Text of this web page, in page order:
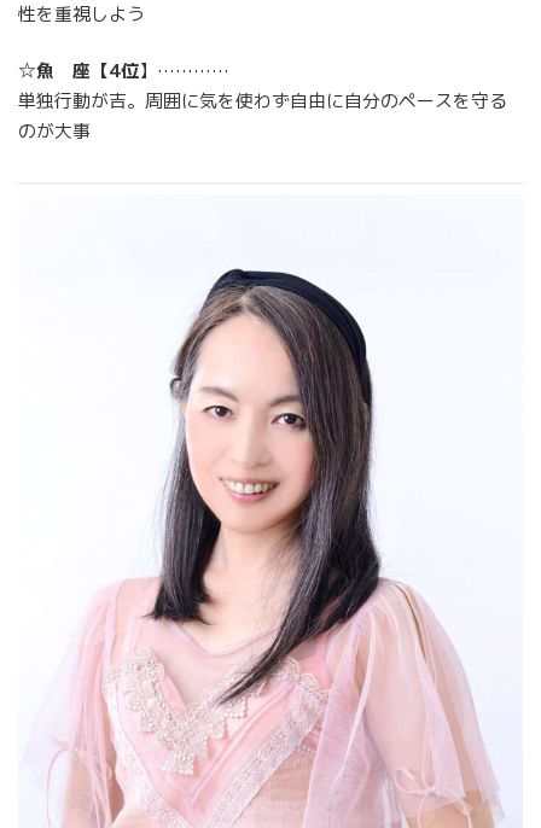
性を重視しよう
☆魚 座 【4位】…………
単独行動が吉。周囲に気を使わず自由に自分のペースを守る
のが大事